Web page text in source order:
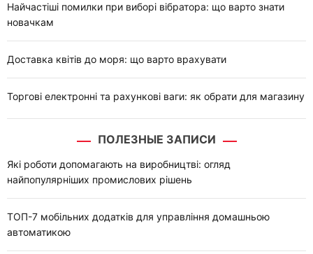
Найчастіші помилки при виборі вібратора: що варто знати
новачкам
Доставка квітів до моря: що варто врахувати
Торгові електронні та рахункові ваги: як обрати для магазину
ПОЛЕЗНЫЕ ЗАПИСИ
Які роботи допомагають на виробництві: огляд
найпопулярніших промислових рішень
ТОП-7 мобільних додатків для управління домашньою
автоматикою